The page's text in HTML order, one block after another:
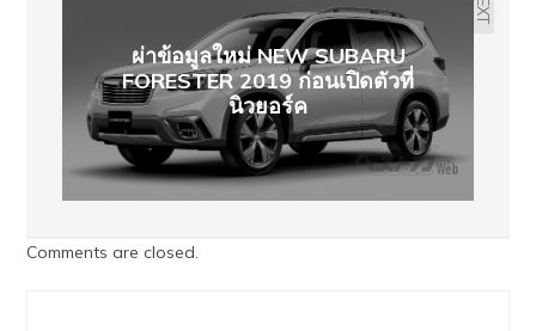
ผ่าข้อมูลใหม่ NEW SUBARU
FORESTER 2019 ก่อนเปิดตัวที่
นิวยอร์ค
Comments are closed.